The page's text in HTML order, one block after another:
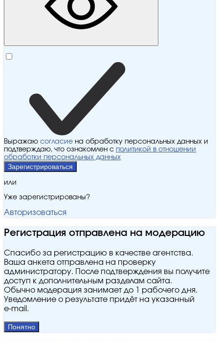
Выражаю согласие на обработку персональных данных и
подтверждаю, что ознакомлен с политикой в отношении
обработки персональных данных
Зарегистрироваться
или
Уже зарегистрированы?
Авторизоваться
Регистрация отправлена на модерацию
Спасибо за регистрацию в качестве агентства.
Ваша анкета отправлена на проверку
администратору. После подтверждения вы получите
доступ к дополнительным разделам сайта.
Обычно модерация занимает до 1 рабочего дня.
Уведомление о результате придёт на указанный
e‑mail.
Понятно